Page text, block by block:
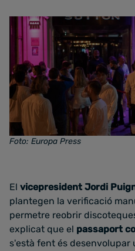
Foto: Europa Press
El vicepresident Jordi
plantegen la verificació
permetre reobrir
explicat que el passaport
s'està fent és desenvolupar